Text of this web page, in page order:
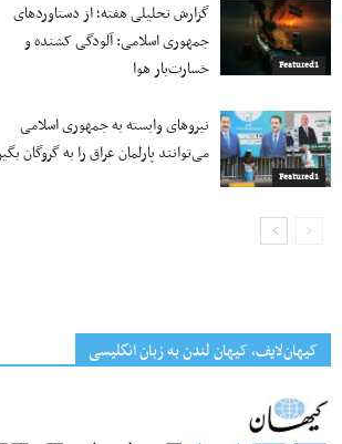
Featured1
گزارش تحلیلی هفته؛ از دستاوردهای
جمهوری اسلامی: آلودگی کشنده و
خسارت‌بار هوا
Featured1
نیروهای وابسته به جمهوری اسلامی
می‌توانند پارلمان عراق را به گروگان
کیهان‌لایف، کیهان لندن به زبان انگلیسی